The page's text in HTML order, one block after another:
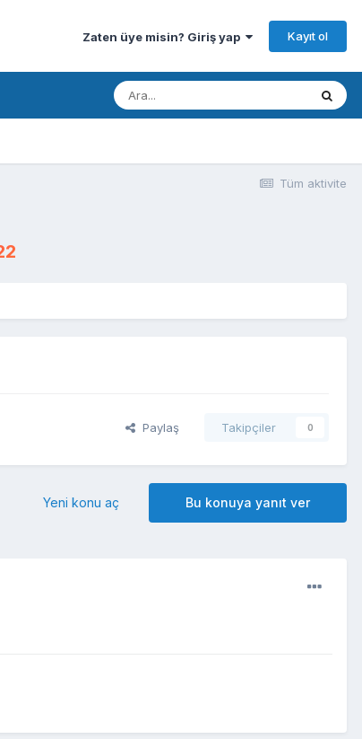
Zaten üye misin? Giriş yap Kayıt ol
Tüm aktivite
Paylaş Takipçiler 0
Bu konuya yanıt ver
Yeni konu aç